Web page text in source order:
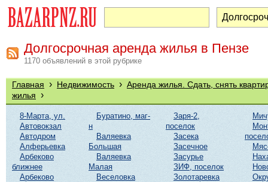
Долгосрочная аренда жилья в Пензе
1170 объявлений в этой рубрике
Главная › Недвижимость › Аренда жилья. Сдать, снять
жилья ›
8-Марта, ул.
Автовокзал
Автодром
Алферьевка
Арбеково
ближнее
Арбеково
Буратино, маг-
н
Валяевка
Большая
Валяевка
Малая
Веселовка
Заря-2,
поселок
Засека
Засечное
Засурье
ЗИФ, поселок
Золотаревка